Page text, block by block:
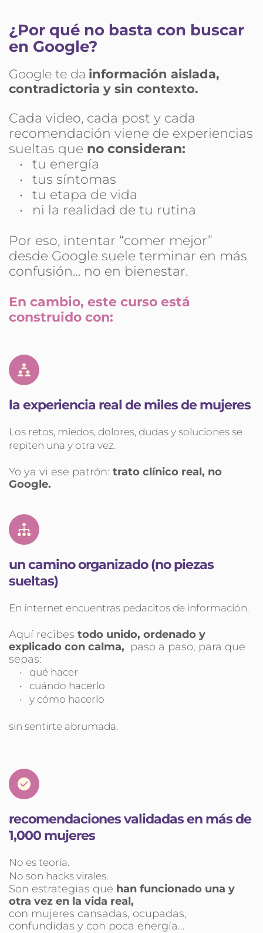
¿Por qué no basta con buscar
en Google?
Google te da información aislada,
contradictoria y sin contexto.
Cada video, cada post y cada
recomendación viene de experiencias
sueltas que no consideran:
tu energía
tus síntomas
tu etapa de vida
ni la realidad de tu rutina
Por eso, intentar “comer mejor”
desde Google suele terminar en más
confusión… no en bienestar.
En cambio, este curso está
construido con:
la experiencia real de miles de mujeres
Los retos, miedos, dolores, dudas y soluciones se
repiten una y otra vez.
Yo ya vi ese patrón: trato clínico real, no
Google.
un camino organizado (no piezas
sueltas)
En internet encuentras pedacitos de información.
Aquí recibes todo unido, ordenado y
explicado con calma, paso a paso, para que
sepas:
qué hacer
cuándo hacerlo
y cómo hacerlo
sin sentirte abrumada.
recomendaciones validadas en más de
1,000 mujeres
No es teoría.
No son hacks virales.
Son estrategias que han funcionado una y
otra vez en la vida real,
con mujeres cansadas, ocupadas,
confundidas y con poca energía...